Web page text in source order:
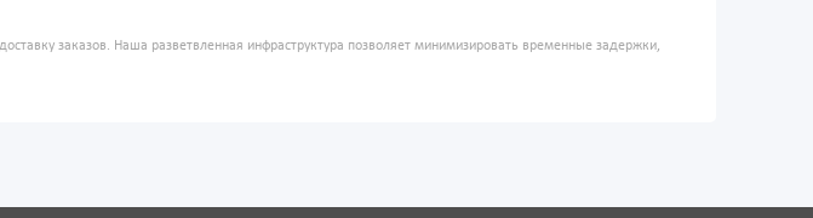
заказов. Наша разветвленная инфраструктура позволяет минимизировать временные задержки,